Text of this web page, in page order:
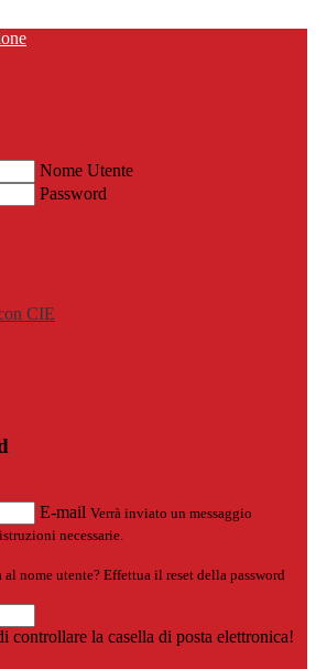
Nome Utente
Password
CIE
E-mail Verrà inviato un messaggio
necessarie.
nome utente? Effettua il reset della password
controllare la casella di posta elettronica!